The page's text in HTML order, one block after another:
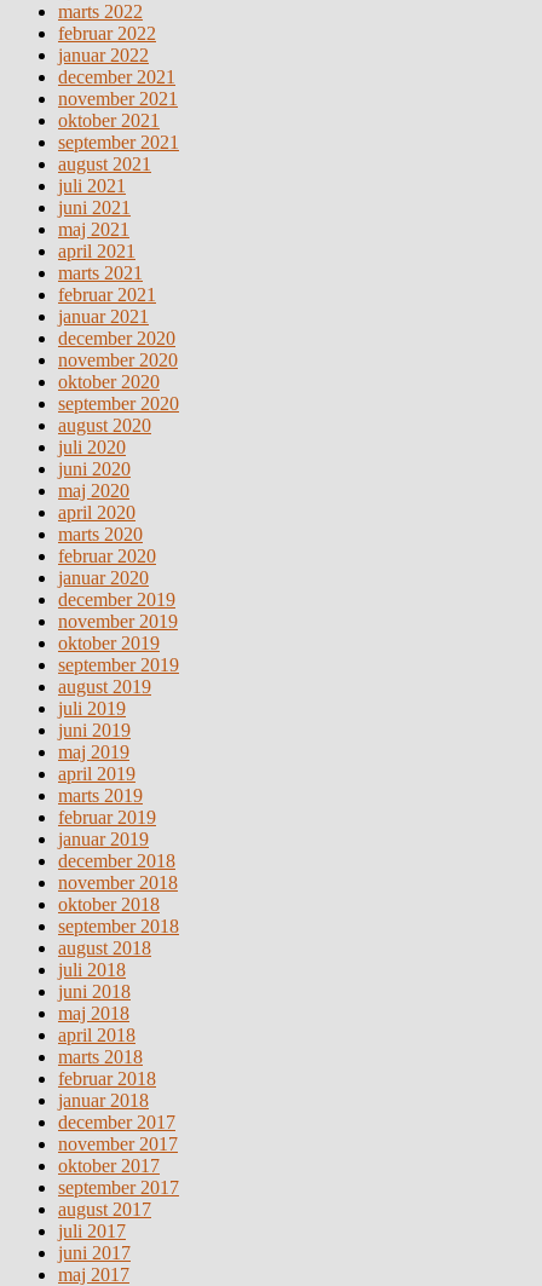
marts 2022
februar 2022
januar 2022
december 2021
november 2021
oktober 2021
september 2021
august 2021
juli 2021
juni 2021
maj 2021
april 2021
marts 2021
februar 2021
januar 2021
december 2020
november 2020
oktober 2020
september 2020
august 2020
juli 2020
juni 2020
maj 2020
april 2020
marts 2020
februar 2020
januar 2020
december 2019
november 2019
oktober 2019
september 2019
august 2019
juli 2019
juni 2019
maj 2019
april 2019
marts 2019
februar 2019
januar 2019
december 2018
november 2018
oktober 2018
september 2018
august 2018
juli 2018
juni 2018
maj 2018
april 2018
marts 2018
februar 2018
januar 2018
december 2017
november 2017
oktober 2017
september 2017
august 2017
juli 2017
juni 2017
maj 2017